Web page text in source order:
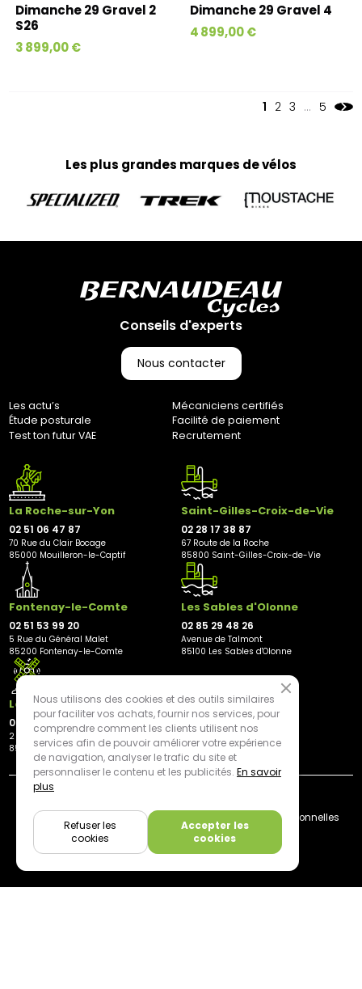
Dimanche 29 Gravel 2
S26
3 899,00 €
Dimanche 29 Gravel 4
4 899,00 €
1 2 3 … 5
Les plus grandes marques de vélos
Conseils d'experts
Nous contacter
Les actu’s
Mécaniciens certifiés
Étude posturale
Facilité de paiement
Test ton futur VAE
Recrutement
La Roche-sur-Yon
02 51 06 47 87
70 Rue du Clair Bocage
85000 Mouilleron-le-Captif
Saint-Gilles-Croix-de-Vie
02 28 17 38 87
67 Route de la Roche
85800 Saint-Gilles-Croix-de-Vie
Fontenay-le-Comte
02 51 53 99 20
5 Rue du Général Malet
85200 Fontenay-le-Comte
Les Sables d'Olonne
02 85 29 48 26
Avenue de Talmont
85100 Les Sables d'Olonne
Les Herbiers
02 21 81 23 11
2 rue des Peupliers
85500 Les Herbiers
Livraison
Plan du site Mentions légales
Données personnelles
Cookies
Nous utilisons des cookies et des outils similaires
pour faciliter vos achats, fournir nos services, pour
comprendre comment les clients utilisent nos
services afin de pouvoir améliorer votre expérience
de navigation, analyser le trafic du site et
personnaliser le contenu et les publicités. En savoir
plus
Accepter les
cookies
Refuser les
cookies